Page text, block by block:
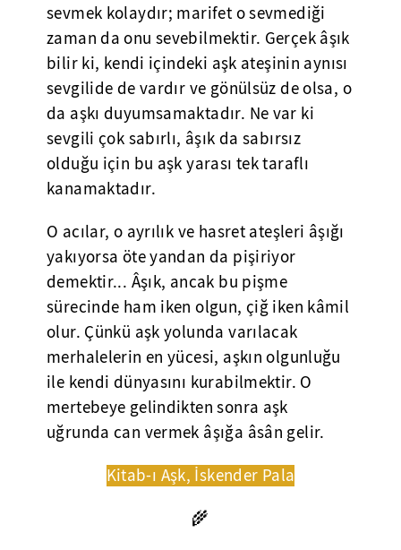
sevmek kolaydır; marifet o sevmediği
zaman da onu sevebilmektir. Gerçek âşık
bilir ki, kendi içindeki aşk ateşinin aynısı
sevgilide de vardır ve gönülsüz de olsa, o
da aşkı duyumsamaktadır. Ne var ki
sevgili çok sabırlı, âşık da sabırsız
olduğu için bu aşk yarası tek taraflı
kanamaktadır.
O acılar, o ayrılık ve hasret ateşleri âşığı
yakıyorsa öte yandan da pişiriyor
demektir... Âşık, ancak bu pişme
sürecinde ham iken olgun, çiğ iken kâmil
olur. Çünkü aşk yolunda varılacak
merhalelerin en yücesi, aşkın olgunluğu
ile kendi dünyasını kurabilmektir. O
mertebeye gelindikten sonra aşk
uğrunda can vermek âşığa âsân gelir.
Kitab-ı Aşk, İskender Pala
🌾